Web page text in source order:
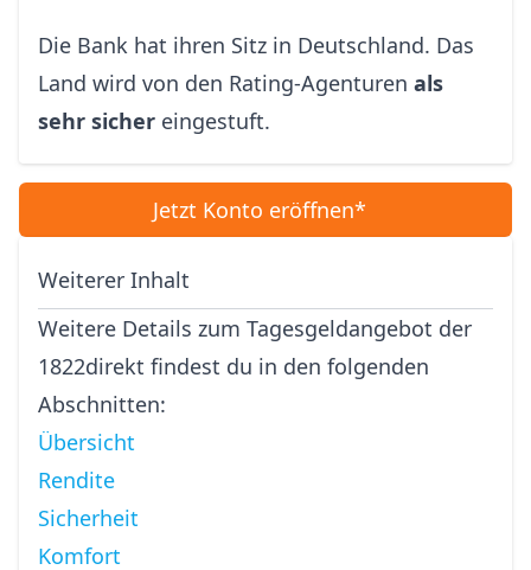
Die Bank hat ihren Sitz in Deutschland. Das
Land wird von den Rating-Agenturen als
sehr sicher eingestuft.
Jetzt Konto eröffnen*
Weiterer Inhalt
Weitere Details zum Tagesgeldangebot der
1822direkt findest du in den folgenden
Abschnitten:
Übersicht
Rendite
Sicherheit
Komfort